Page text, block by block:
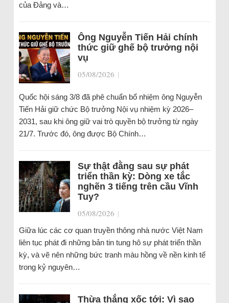
của Đảng và…
Ông Nguyễn Tiến Hải chính
thức giữ ghế bộ trưởng nội
vụ
05/08/2026 |
Quốc hội sáng 3/8 đã phê chuẩn bổ nhiệm ông Nguyễn
Tiến Hải giữ chức Bộ trưởng Nội vụ nhiệm kỳ 2026–
2031, sau khi ông giữ vai trò quyền bộ trưởng từ ngày
21/7. Trước đó, ông được Bộ Chính…
Sự thật đằng sau sự phát
triển thần kỳ: Dòng xe tắc
nghẽn 3 tiếng trên cầu Vĩnh
Tuy?
05/08/2026 |
Giữa lúc các cơ quan truyền thông nhà nước Việt Nam
liên tục phát đi những bản tin tung hô sự phát triển thần
kỳ, và vẽ nên những bức tranh màu hồng về nền kinh tế
trong kỷ nguyên…
Thừa thắng xốc tới: Vì sao